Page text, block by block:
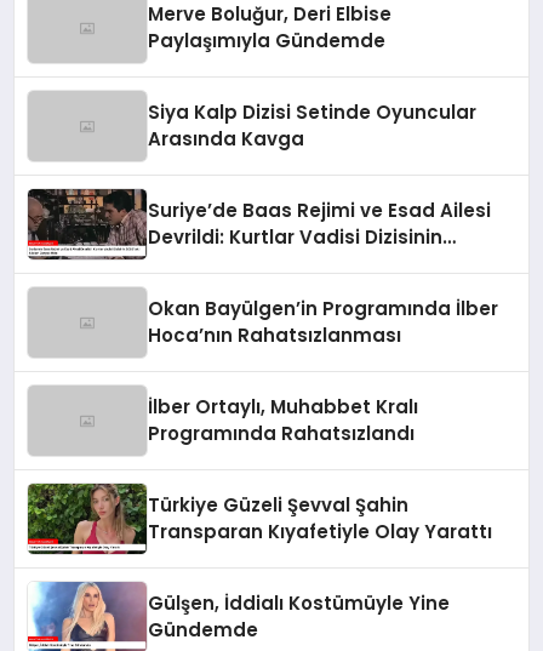
Merve Boluğur, Deri Elbise
Paylaşımıyla Gündemde
Siya Kalp Dizisi Setinde Oyuncular
Arasında Kavga
Suriye’de Baas Rejimi ve Esad Ailesi
Devrildi: Kurtlar Vadisi Dizisinin
Okan Bayülgen’in Programında İlber
Hoca’nın Rahatsızlanması
İlber Ortaylı, Muhabbet Kralı
Programında Rahatsızlandı
Türkiye Güzeli Şevval Şahin
Transparan Kıyafetiyle Olay Yarattı
Gülşen, İddialı Kostümüyle Yine
Gündemde